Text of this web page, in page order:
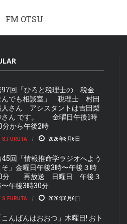
FM OTSU
97回「ひろと税理士の 税金
んでも相談室」 税理士 村田
人さん アシスタントは吉田梨
さん です。 金曜日午後1時
分から午後2時
S.FURUTA 2026年8月6日
回「情報推命学ラジオへよう
そ」金曜日午後3時〜午後３時
分 再放送 日曜日 午後３
午後3時30分
S.FURUTA 2026年8月6日
こんばんはおおつ」木曜日! おト